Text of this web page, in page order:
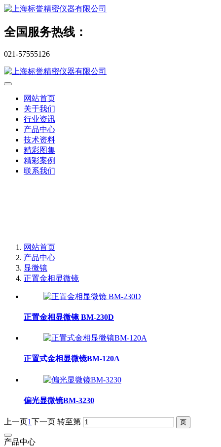
全国服务热线：
021-57555126
网站首页
关于我们
行业资讯
产品中心
技术资料
精彩图集
精彩案例
联系我们
网站首页
产品中心
显微镜
正置金相显微镜
正置金相显微镜 BM-230D
正置式金相显微镜BM-120A
偏光显微镜BM-3230
上一页1下一页 转至第
产品中心